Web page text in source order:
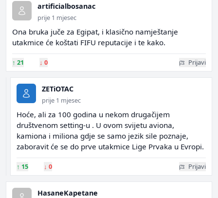
artificialbosanac
prije 1 mjesec
Ona bruka juče za Egipat, i klasično namještanje
utakmice će koštati FIFU reputacije i te kako.
↑ 21 ↓ 0 Prijavi
ZETiOTAC
prije 1 mjesec
Hoće, ali za 100 godina u nekom drugačijem
društvenom setting-u . U ovom svijetu aviona,
kamiona i miliona gdje se samo jezik sile poznaje,
zaboravit će se do prve utakmice Lige Prvaka u Evropi.
↑ 15 ↓ 0 Prijavi
HasaneKapetane